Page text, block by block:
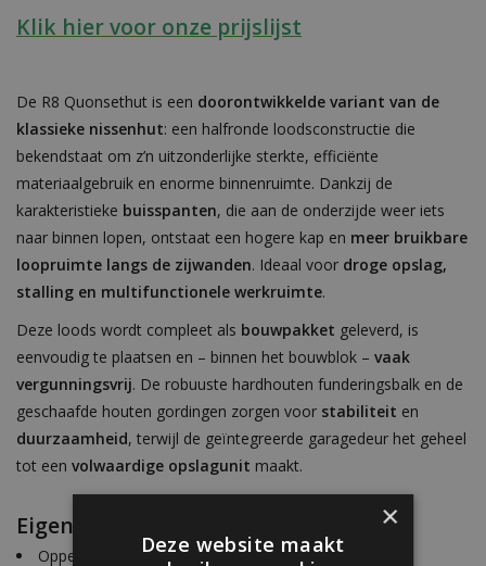
Klik hier voor onze prijslijst
De R8 Quonsethut is een doorontwikkelde variant van de
klassieke nissenhut: een halfronde loodsconstructie die
bekendstaat om z’n uitzonderlijke sterkte, efficiënte
materiaalgebruik en enorme binnenruimte. Dankzij de
karakteristieke buisspanten, die aan de onderzijde weer iets
naar binnen lopen, ontstaat een hogere kap en meer bruikbare
loopruimte langs de zijwanden. Ideaal voor droge opslag,
stalling en multifunctionele werkruimte.
Deze loods wordt compleet als bouwpakket geleverd, is
eenvoudig te plaatsen en – binnen het bouwblok – vaak
vergunningsvrij. De robuuste hardhouten funderingsbalk en de
geschaafde houten gordingen zorgen voor stabiliteit en
duurzaamheid, terwijl de geïntegreerde garagedeur het geheel
tot een volwaardige opslagunit maakt.
Eigenschappen:
Oppervlakte ca. 40 m²
×
Deze website maakt